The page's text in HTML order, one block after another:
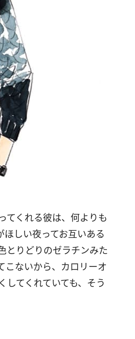
てくれる彼は、何よりも
しい夜ってお互いある
とりどりのゼラチンみた
こないから、カロリーオ
してくれていても、そう